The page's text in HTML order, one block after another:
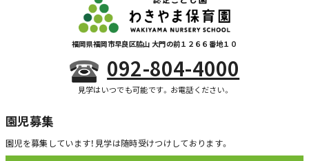
福岡県福岡市早良区脇山 大門の前１２６６番地１０
092-804-4000
見学はいつでも可能です。お電話ください。
園児募集
園児を募集しています！ 見学は随時受けつけしております。